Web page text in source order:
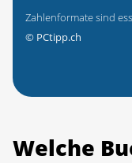
Zahlenformate sind
© PCtipp.ch
Welche